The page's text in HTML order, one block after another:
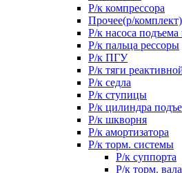
Р/к компрессора
Прочее(р/комплект)
Р/к насоса
Р/к пальца рессоры
Р/к ПГУ
Р/к тяги
Р/к седла
Р/к ступицы
Р/к цилиндра
Р/к шкворня
Р/к амортизатора
Р/к торм. системы
Р/к суппорта
Р/к торм. вала